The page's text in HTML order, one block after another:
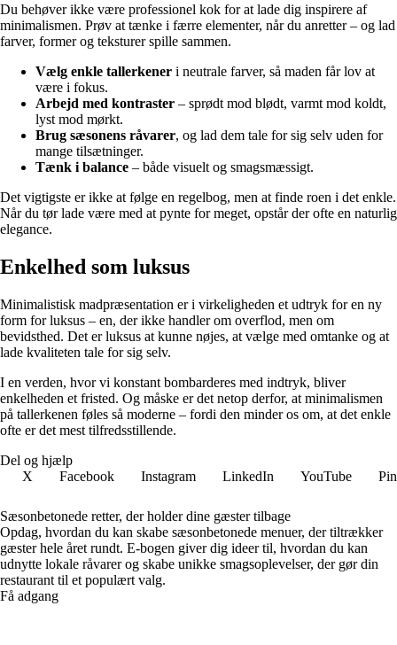
Du behøver ikke være professionel kok for at lade dig inspirere af
minimalismen. Prøv at tænke i færre elementer, når du anretter – og lad
farver, former og teksturer spille sammen.
Vælg enkle tallerkener i neutrale farver, så maden får lov at
være i fokus.
Arbejd med kontraster – sprødt mod blødt, varmt mod koldt,
lyst mod mørkt.
Brug sæsonens råvarer, og lad dem tale for sig selv uden for
mange tilsætninger.
Tænk i balance – både visuelt og smagsmæssigt.
Det vigtigste er ikke at følge en regelbog, men at finde roen i det enkle.
Når du tør lade være med at pynte for meget, opstår der ofte en naturlig
elegance.
Enkelhed som luksus
Minimalistisk madpræsentation er i virkeligheden et udtryk for en ny
form for luksus – en, der ikke handler om overflod, men om
bevidsthed. Det er luksus at kunne nøjes, at vælge med omtanke og at
lade kvaliteten tale for sig selv.
I en verden, hvor vi konstant bombarderes med indtryk, bliver
enkelheden et fristed. Og måske er det netop derfor, at minimalismen
på tallerkenen føles så moderne – fordi den minder os om, at det enkle
ofte er det mest tilfredsstillende.
Del og hjælp
X
Facebook Instagram LinkedIn YouTube
Sæsonbetonede retter, der holder dine gæster tilbage
Opdag, hvordan du kan skabe sæsonbetonede menuer, der tiltrækker
gæster hele året rundt. E-bogen giver dig ideer til, hvordan du kan
udnytte lokale råvarer og skabe unikke smagsoplevelser, der gør din
restaurant til et populært valg.
Få adgang